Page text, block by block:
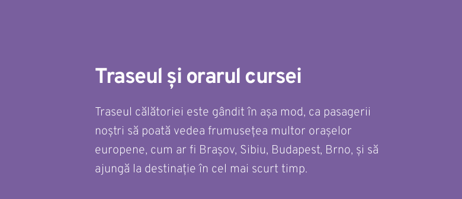
Traseul și orarul cursei
Traseul călătoriei este gândit în așa mod, ca pasagerii
noștri să poată vedea frumusețea multor orașelor
europene, cum ar fi Brașov, Sibiu, Budapest, Brno, și să
ajungă la destinație în cel mai scurt timp.